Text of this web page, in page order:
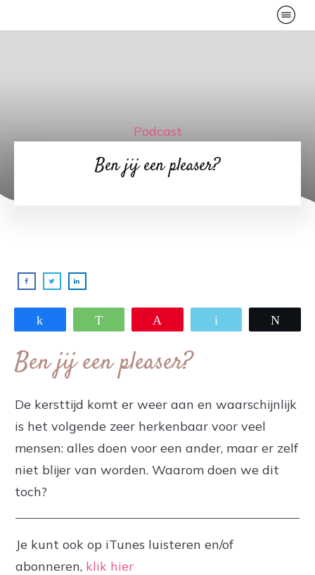
Podcast
Ben jij een pleaser?
WhatsApp
Ben jij een pleaser?
De kersttijd komt er weer aan en waarschijnlijk
is het volgende zeer herkenbaar voor veel
mensen: alles doen voor een ander, maar er zelf
niet blijer van worden. Waarom doen we dit
toch?
Je kunt ook op iTunes luisteren en/of
abonneren, klik hier